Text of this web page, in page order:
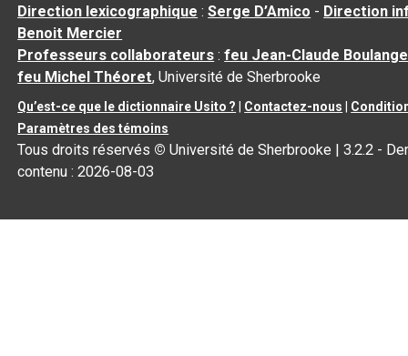
Direction lexicographique :Serge D’Amico - Direction
Benoit Mercier
Professeurs collaborateurs :feu Jean-Claude
feu Michel Théoret, Université de Sherbrooke
Qu’est-ce que le dictionnaire Usito ? Contactez-nous
Paramètres des témoins
Tous droits réservés © Université de Sherbrooke |3.2.2 -
contenu :2026-08-03